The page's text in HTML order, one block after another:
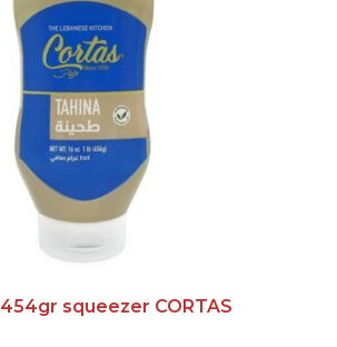
squeezer CORTAS